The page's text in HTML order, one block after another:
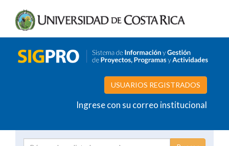
USUARIOS REGISTRADOS
Ingrese con su correo institucional